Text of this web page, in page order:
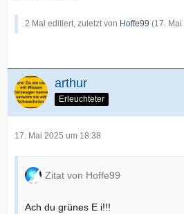
2 Mal editiert, zuletzt von Hoffe99 (17.
arthur
Erleuchteter
17. Mai 2025 um 18:38
Zitat von Hoffe99
Ach du grünes E i!!!